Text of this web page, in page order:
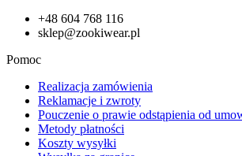
+48 604 768 116
sklep@zookiwear.pl
Pomoc
Realizacja zamówienia
Reklamacje i zwroty
Pouczenie o prawie odstąpienia od
Metody płatności
Koszty wysyłki